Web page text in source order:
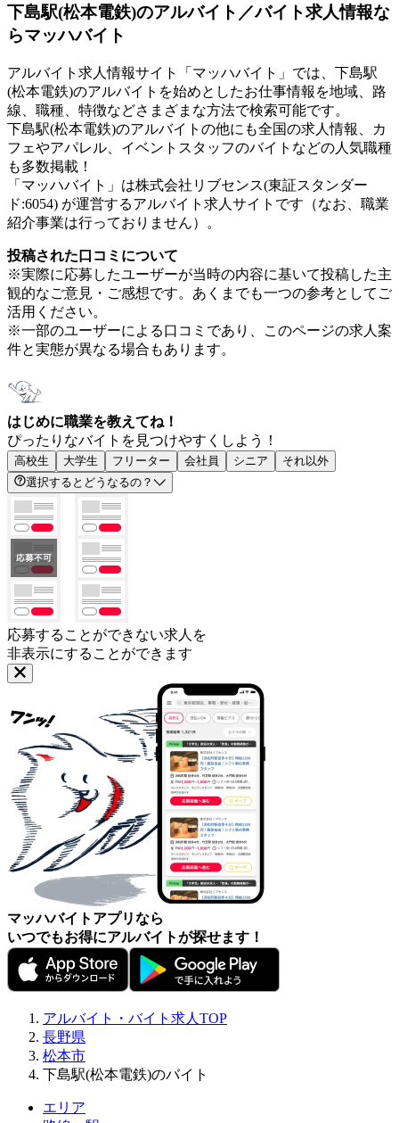
下島駅(松本電鉄)のアルバイト／バイト求人情報な
らマッハバイト
アルバイト求人情報サイト「マッハバイト」では、下島駅
(松本電鉄)のアルバイトを始めとしたお仕事情報を地域、路
線、職種、特徴などさまざまな方法で検索可能です。
下島駅(松本電鉄)のアルバイトの他にも全国の求人情報、カ
フェやアパレル、イベントスタッフのバイトなどの人気職種
も多数掲載！
「マッハバイト」は株式会社リブセンス(東証スタンダー
ド:6054) が運営するアルバイト求人サイトです（なお、職業
紹介事業は行っておりません）。
投稿された口コミについて
※実際に応募したユーザーが当時の内容に基いて投稿した主
観的なご意見・ご感想です。あくまでも一つの参考としてご
活用ください。
※一部のユーザーによる口コミであり、このページの求人案
件と実態が異なる場合もあります。
はじめに職業を教えてね！
ぴったりなバイトを見つけやすくしよう！
高校生 大学生 フリーター 会社員 シニア
それ以外
選択するとどうなるの？
応募することができない求人を
非表示にすることができます
マッハバイトアプリなら
いつでもお得にアルバイトが探せます！
アルバイト・バイト求人TOP
長野県
松本市
下島駅(松本電鉄)のバイト
エリア